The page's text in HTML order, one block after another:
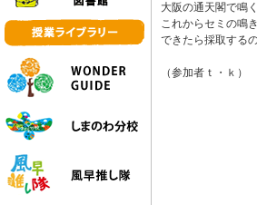
大阪の通天閣で鳴
これからセミの鳴
できたら採取する
（参加者ｔ・ｋ）